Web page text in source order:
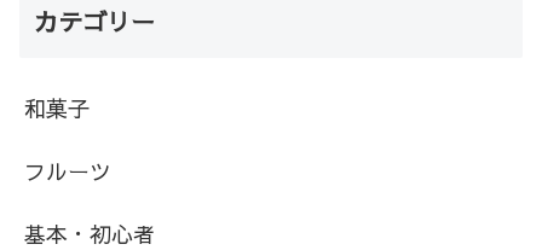
カテゴリー
和菓子
フルーツ
基本・初心者